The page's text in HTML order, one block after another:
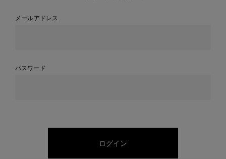
メールアドレス
パスワード